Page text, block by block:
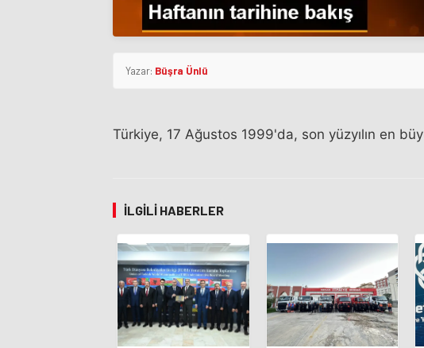
Yazar: Büşra Ünlü
Türkiye, 17 Ağustos 1999'da, son yüzyılın en
İLGILI HABERLER